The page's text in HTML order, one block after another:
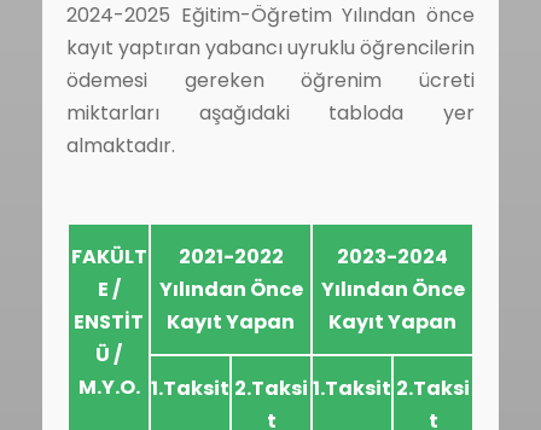
2024-2025 Eğitim-Öğretim Yılından önce
kayıt yaptıran yabancı uyruklu öğrencilerin
ödemesi gereken öğrenim ücreti
miktarları aşağıdaki tabloda yer
almaktadır.
FAKÜLT
E /
ENSTİT
Ü /
M.Y.O.
2021-2022
Yılından Önce
Kayıt Yapan
2023-2024
Yılından Önce
Kayıt Yapan
1.Taksit 2.Taksi
t
1.Taksit 2.Taksi
t